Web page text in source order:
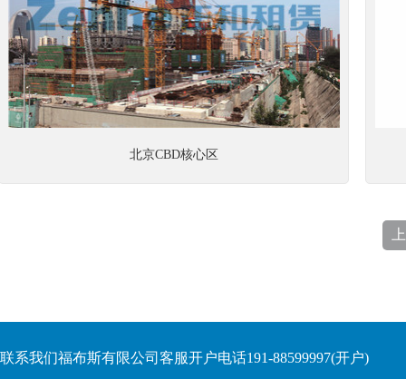
北京CBD核心区
联系我们福布斯有限公司客服开户电话191-88599997(开户)